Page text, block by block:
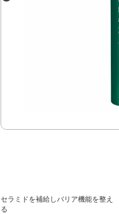
セラミドを補給しバリア機能を整え
る